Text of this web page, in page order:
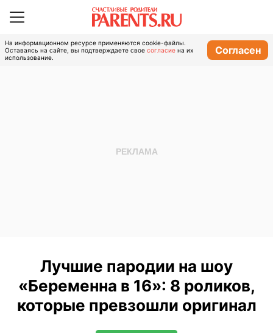
На информационном ресурсе применяются cookie-файлы.
Оставаясь на сайте, вы подтверждаете свое согласие на их
использование.
Согласен
Лучшие пародии на шоу
«Беременна в 16»: 8 роликов,
которые превзошли оригинал